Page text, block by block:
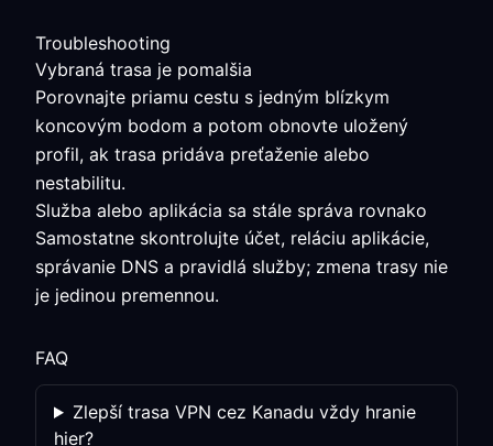
Troubleshooting
Vybraná trasa je pomalšia
Porovnajte priamu cestu s jedným blízkym
koncovým bodom a potom obnovte uložený
profil, ak trasa pridáva preťaženie alebo
nestabilitu.
Služba alebo aplikácia sa stále správa rovnako
Samostatne skontrolujte účet, reláciu aplikácie,
správanie DNS a pravidlá služby; zmena trasy nie
je jedinou premennou.
FAQ
Zlepší trasa VPN cez Kanadu vždy hranie
hier?